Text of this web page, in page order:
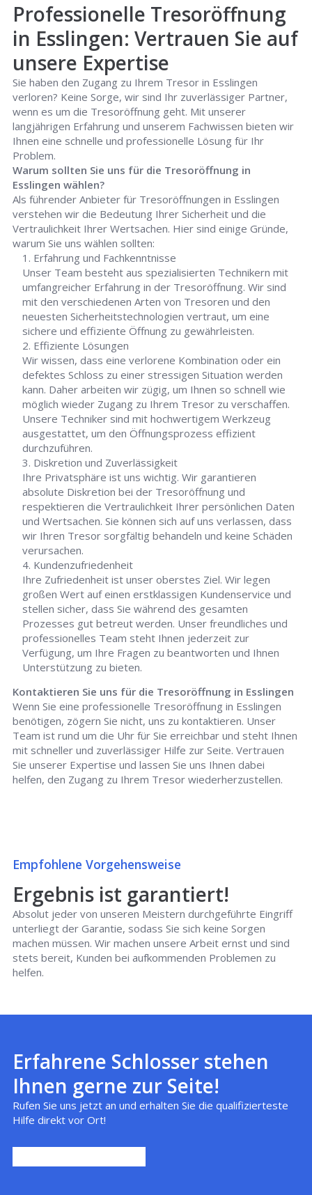
Professionelle Tresoröffnung
in Esslingen: Vertrauen Sie auf
unsere Expertise
Sie haben den Zugang zu Ihrem Tresor in Esslingen
verloren? Keine Sorge, wir sind Ihr zuverlässiger Partner,
wenn es um die Tresoröffnung geht. Mit unserer
langjährigen Erfahrung und unserem Fachwissen bieten wir
Ihnen eine schnelle und professionelle Lösung für Ihr
Problem.
Warum sollten Sie uns für die Tresoröffnung in
Esslingen wählen?
Als führender Anbieter für Tresoröffnungen in Esslingen
verstehen wir die Bedeutung Ihrer Sicherheit und die
Vertraulichkeit Ihrer Wertsachen. Hier sind einige Gründe,
warum Sie uns wählen sollten:
Erfahrung und Fachkenntnisse
Unser Team besteht aus spezialisierten Technikern mit
umfangreicher Erfahrung in der Tresoröffnung. Wir sind
mit den verschiedenen Arten von Tresoren und den
neuesten Sicherheitstechnologien vertraut, um eine
sichere und effiziente Öffnung zu gewährleisten.
Effiziente Lösungen
Wir wissen, dass eine verlorene Kombination oder ein
defektes Schloss zu einer stressigen Situation werden
kann. Daher arbeiten wir zügig, um Ihnen so schnell wie
möglich wieder Zugang zu Ihrem Tresor zu verschaffen.
Unsere Techniker sind mit hochwertigem Werkzeug
ausgestattet, um den Öffnungsprozess effizient
durchzuführen.
Diskretion und Zuverlässigkeit
Ihre Privatsphäre ist uns wichtig. Wir garantieren
absolute Diskretion bei der Tresoröffnung und
respektieren die Vertraulichkeit Ihrer persönlichen Daten
und Wertsachen. Sie können sich auf uns verlassen, dass
wir Ihren Tresor sorgfältig behandeln und keine Schäden
verursachen.
Kundenzufriedenheit
Ihre Zufriedenheit ist unser oberstes Ziel. Wir legen
großen Wert auf einen erstklassigen Kundenservice und
stellen sicher, dass Sie während des gesamten
Prozesses gut betreut werden. Unser freundliches und
professionelles Team steht Ihnen jederzeit zur
Verfügung, um Ihre Fragen zu beantworten und Ihnen
Unterstützung zu bieten.
Kontaktieren Sie uns für die Tresoröffnung in Esslingen
Wenn Sie eine professionelle Tresoröffnung in Esslingen
benötigen, zögern Sie nicht, uns zu kontaktieren. Unser
Team ist rund um die Uhr für Sie erreichbar und steht Ihnen
mit schneller und zuverlässiger Hilfe zur Seite. Vertrauen
Sie unserer Expertise und lassen Sie uns Ihnen dabei
helfen, den Zugang zu Ihrem Tresor wiederherzustellen.
Empfohlene Vorgehensweise
Ergebnis ist garantiert!
Absolut jeder von unseren Meistern durchgeführte Eingriff
unterliegt der Garantie, sodass Sie sich keine Sorgen
machen müssen. Wir machen unsere Arbeit ernst und sind
stets bereit, Kunden bei aufkommenden Problemen zu
helfen.
Erfahrene Schlosser stehen
Ihnen gerne zur Seite!
Rufen Sie uns jetzt an und erhalten Sie die qualifizierteste
Hilfe direkt vor Ort!